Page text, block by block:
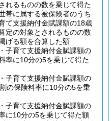
れるものの数を乗じて得た
帯に属する被保険者のうち
て支援納付金賦課額の18歳
定の対象とされるものの数
げる額を合算した額
子育て支援納付金賦課額の
率に10分の5を乗じて得た
子育て支援納付金賦課額の
の保険料率に10分の5を乗
子育て支援納付金賦課額の
に10分の5を乗じて得た額